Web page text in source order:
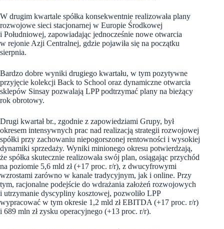
W drugim kwartale spółka konsekwentnie realizowała plany
rozwojowe sieci stacjonarnej w Europie Środkowej
i Południowej, zapowiadając jednocześnie nowe otwarcia
w rejonie Azji Centralnej, gdzie pojawiła się na początku
sierpnia.
Bardzo dobre wyniki drugiego kwartału, w tym pozytywne
przyjęcie kolekcji Back to School oraz dynamiczne otwarcia
sklepów Sinsay pozwalają LPP podtrzymać plany na bieżący
rok obrotowy.
Drugi kwartał br., zgodnie z zapowiedziami Grupy, był
okresem intensywnych prac nad realizacją strategii rozwojowej
spółki przy zachowaniu niepogorszonej rentowności i wysokiej
dynamiki sprzedaży. Wyniki minionego okresu potwierdzają,
że spółka skutecznie realizowała swój plan, osiągając przychód
na poziomie 5,6 mld zł (+17 proc. r/r), z dwucyfrowymi
wzrostami zarówno w kanale tradycyjnym, jak i online. Przy
tym, racjonalne podejście do wdrażania założeń rozwojowych
i utrzymanie dyscypliny kosztowej, pozwoliło LPP
wypracować w tym okresie 1,2 mld zł EBITDA (+17 proc. r/r)
i 689 mln zł zysku operacyjnego (+13 proc. r/r).